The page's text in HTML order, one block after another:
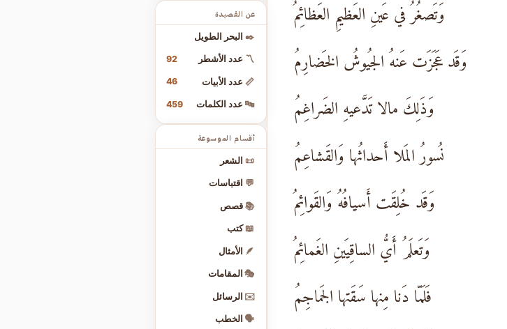
وَتَصغُرُ في عَينِ العَظيمِ العَظائِمُ
وَقَد عَجَزَت عَنهُ الجُيوشُ الخَضارِمُ
وَذَلِكَ مالا تَدَّعيهِ الضَراغِمُ
نُسورُ المَلا أَحداثُها وَالقَشاعِمُ
وَقَد خُلِقَت أَسيافُهُ وَالقَوائِمُ
وَتَعلَمُ أَيُّ الساقِيَينِ الغَمائِمُ
فَلَمّا دَنا مِنها سَقَتها الجَماجِمُ
عن القصيدة
✒️ البحر الطويل
〽️ عدد الأشطر 92
📏 عدد الأبيات 46
🔤 عدد الكلمات 459
أقسام الموسوعة
📜 الشعر
💬 اقتباسات
📚 قصص
📖 كتب
🪶 الأمثال
🎭 المقامات
✉️ الرسائل
🗣️ الخطب